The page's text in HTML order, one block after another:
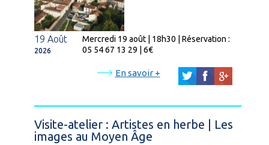
19 Août
2026
Mercredi 19 août | 18h30 | Réservation :
05 54 67 13 29 | 6€
En savoir +
Visite-atelier : Artistes en herbe | Les
images au Moyen Âge